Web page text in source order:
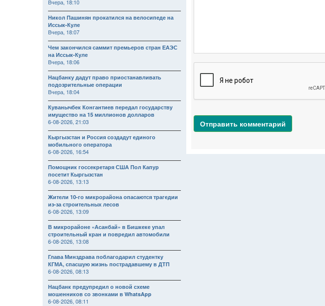
Отправить комментарий
Вчера, 18:10
Никол Пашинян прокатился на велосипеде на
Иссык-Куле
Вчера, 18:07
Чем закончился саммит премьеров стран ЕАЭС
на Иссык-Куле
Вчера, 18:06
Нацбанку дадут право приостанавливать
подозрительные операции
Вчера, 18:04
Куванычбек Конгантиев передал государству
имущество на 15 миллионов долларов
6-08-2026, 21:03
Кыргызстан и Россия создадут единого
мобильного оператора
6-08-2026, 16:54
Помощник госсекретаря США Пол Капур
посетит Кыргызстан
6-08-2026, 13:13
Жители 10-го микрорайона опасаются трагедии
из-за строительных лесов
6-08-2026, 13:09
В микрорайоне «Асанбай» в Бишкеке упал
строительный кран и повредил автомобили
6-08-2026, 13:08
Глава Минздрава поблагодарил студентку
КГМА, спасшую жизнь пострадавшему в ДТП
6-08-2026, 08:13
Нацбанк предупредил о новой схеме
мошенников со звонками в WhatsApp
6-08-2026, 08:11